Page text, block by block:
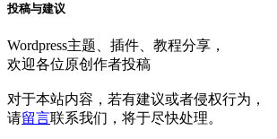
投稿与建议
Wordpress主题、插件、教程分享，
欢迎各位原创作者投稿
对于本站内容，若有建议或者侵权行为，
请留言联系我们，将于尽快处理。